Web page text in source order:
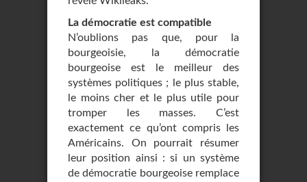
La démocratie est compatible
N’oublions pas que, pour la
bourgeoisie, la démocratie
bourgeoise est le meilleur des
systèmes politiques ; le plus stable,
le moins cher et le plus utile pour
tromper les masses. C’est
exactement ce qu’ont compris les
Américains. On pourrait résumer
leur position ainsi : si un système
de démocratie bourgeoise remplace